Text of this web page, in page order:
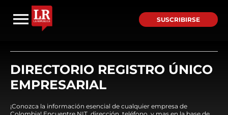
SUSCRIBIRSE
DIRECTORIO REGISTRO ÚNICO
EMPRESARIAL
¡Conozca la información esencial de cualquier empresa de